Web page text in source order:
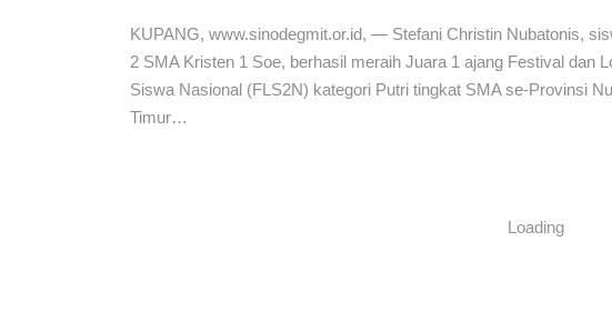
GMIT dan UNICEF Tanda tangani Kerja
NTT
KUPANG, www.sinodegmit.or.id, — Stefani Christin Nubatonis,
2 SMA Kristen 1 Soe, berhasil meraih Juara 1 ajang Festival dan
Siswa Nasional (FLS2N) kategori Putri tingkat SMA se-Provinsi
Timur…
Loading